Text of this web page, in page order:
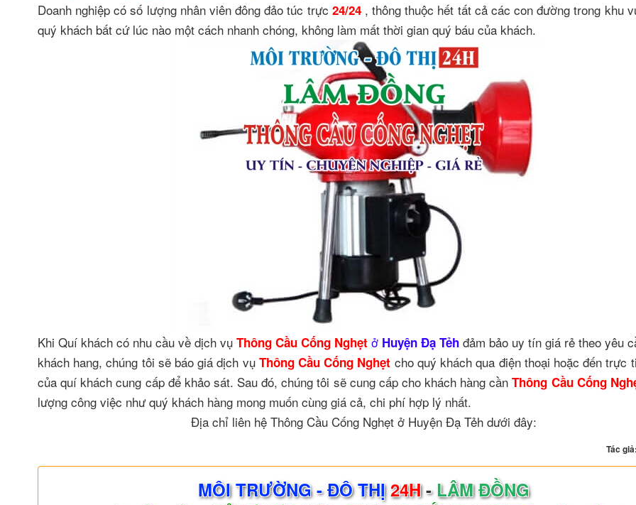
Doanh nghiệp có số lượng nhân viên đông đảo túc trực 24/24 , thông thuộc hết tất cả các con đường trong khu
quý khách bất cứ lúc nào một cách nhanh chóng, không làm mất thời gian quý báu của khách.
Khi Quí khách có nhu cầu về dịch vụ Thông Cầu Cống Nghẹt ở Huyện Đạ Tẻh đảm bảo uy tín giá rẻ theo yêu
khách hang, chúng tôi sẽ báo giá dịch vụ Thông Cầu Cống Nghẹt cho quý khách qua điện thoại hoặc đến trực
của quí khách cung cấp để khảo sát. Sau đó, chúng tôi sẽ cung cấp cho khách hàng cầnThông Cầu Cống
lượng công việc như quý khách hàng mong muốn cùng giá cả, chi phí hợp lý nhất.
Địa chỉ liên hệ Thông Cầu Cống Nghẹt ở Huyện Đạ Tẻh dưới đây:
Tác giả:
MÔI TRƯỜNG - ĐÔ THỊ24H-LÂM ĐỒNG